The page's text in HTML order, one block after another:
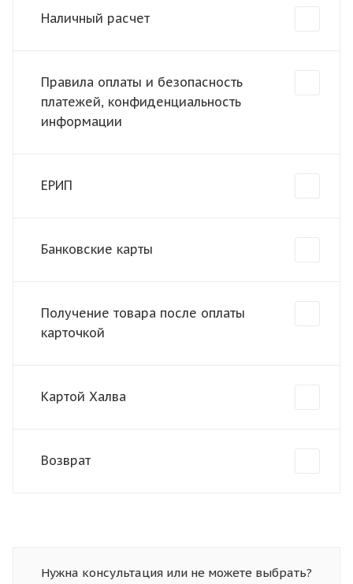
Наличный расчет
Правила оплаты и безопасность
платежей, конфиденциальность
информации
ЕРИП
Банковские карты
Получение товара после оплаты
карточкой
Картой Халва
Возврат
Нужна консультация или не можете выбрать?